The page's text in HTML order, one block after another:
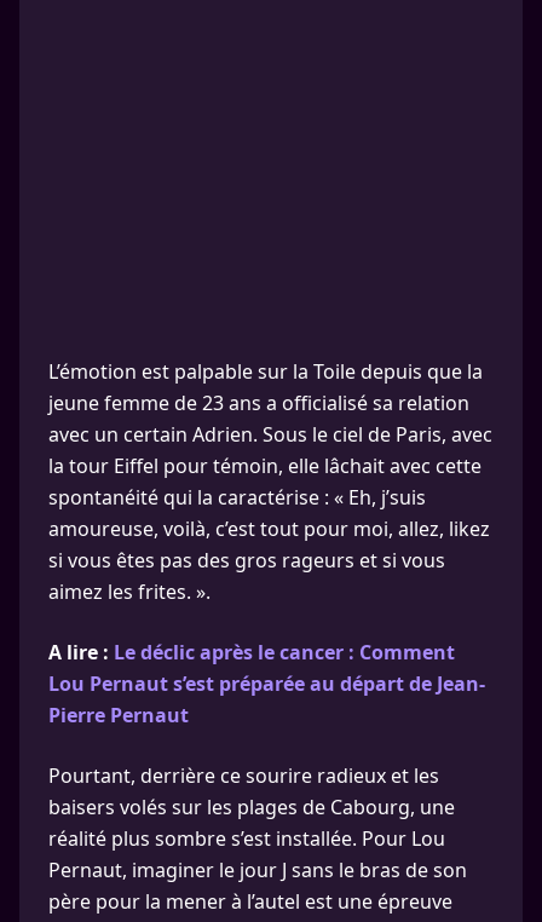
L’émotion est palpable sur la Toile depuis que la
jeune femme de 23 ans a officialisé sa relation
avec un certain Adrien. Sous le ciel de Paris, avec
la tour Eiffel pour témoin, elle lâchait avec cette
spontanéité qui la caractérise : « Eh, j’suis
amoureuse, voilà, c’est tout pour moi, allez, likez
si vous êtes pas des gros rageurs et si vous
aimez les frites. ».
A lire : Le déclic après le cancer : Comment
Lou Pernaut s’est préparée au départ de Jean-
Pierre Pernaut
Pourtant, derrière ce sourire radieux et les
baisers volés sur les plages de Cabourg, une
réalité plus sombre s’est installée. Pour Lou
Pernaut, imaginer le jour J sans le bras de son
père pour la mener à l’autel est une épreuve